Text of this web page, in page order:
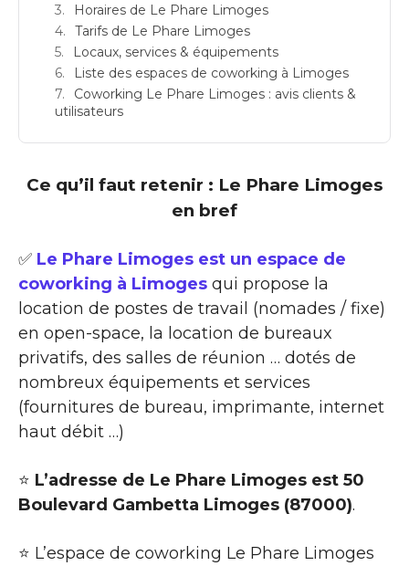
Horaires de Le Phare Limoges
Tarifs de Le Phare Limoges
Locaux, services & équipements
Liste des espaces de coworking à Limoges
Coworking Le Phare Limoges : avis clients &
utilisateurs
Ce qu’il faut retenir : Le Phare Limoges
en bref
✅ Le Phare Limoges est un espace de
coworking à Limoges qui propose la
location de postes de travail (nomades / fixe)
en open-space, la location de bureaux
privatifs, des salles de réunion … dotés de
nombreux équipements et services
(fournitures de bureau, imprimante, internet
haut débit …)
⭐ L’adresse de Le Phare Limoges est 50
Boulevard Gambetta Limoges (87000).
⭐ L’espace de coworking Le Phare Limoges